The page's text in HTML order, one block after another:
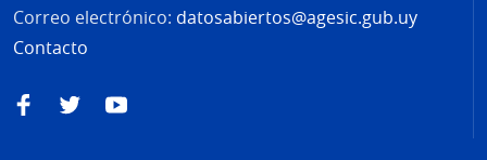
Correo electrónico: datosabiertos@agesic.gub.uy
Contacto
FacebookTwitterYouTube